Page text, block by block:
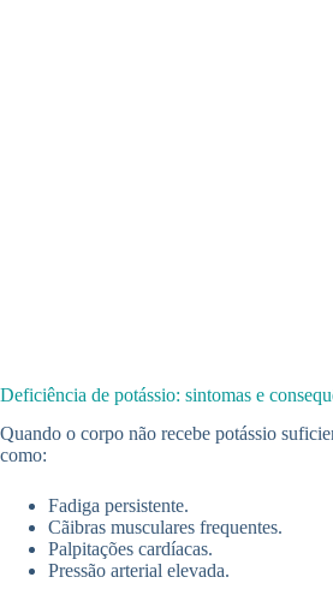
Deficiência de potássio: sintomas e
Quando o corpo não recebe potássio
como:
Fadiga persistente.
Cãibras musculares frequentes.
Palpitações cardíacas.
Pressão arterial elevada.